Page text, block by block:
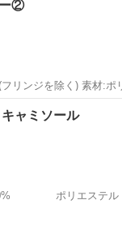
②
リンジを除く) 素材:ポ
26% 中古品ですので神経質な
ャミソール
ュ